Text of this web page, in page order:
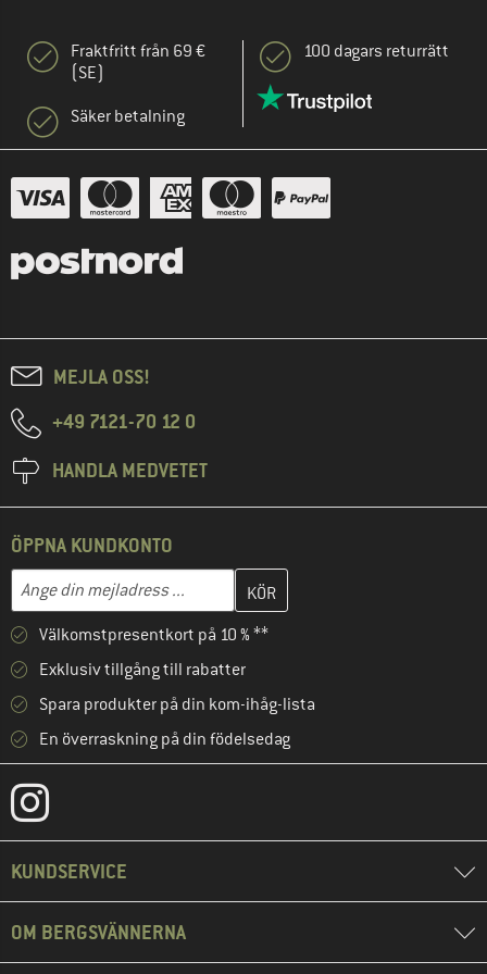
Fraktfritt från 69 €
(SE)
Säker betalning
100 dagars returrätt
MEJLA OSS!
+49 7121-70 12 0
HANDLA MEDVETET
ÖPPNA KUNDKONTO
Mejladress
Skriv in din e-postadress här och skapa ditt kundkonto i nästa
Välkomstpresentkort på 10 % **
Exklusiv tillgång till rabatter
Spara produkter på din kom-ihåg-lista
En överraskning på din födelsedag
KUNDSERVICE
OM BERGSVÄNNERNA